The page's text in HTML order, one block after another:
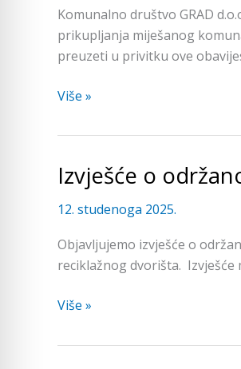
Komunalno društvo GRAD
prikupljanja miješanog
preuzeti u privitku ove
usluge
prikupljanja
miješanog
otpada
Više »
Izvješće o
12. studenoga 2025.
Objavljujemo izvješće o
reciklažnog dvorišta.
Izvješće
održanom
s
javnošću
Više »